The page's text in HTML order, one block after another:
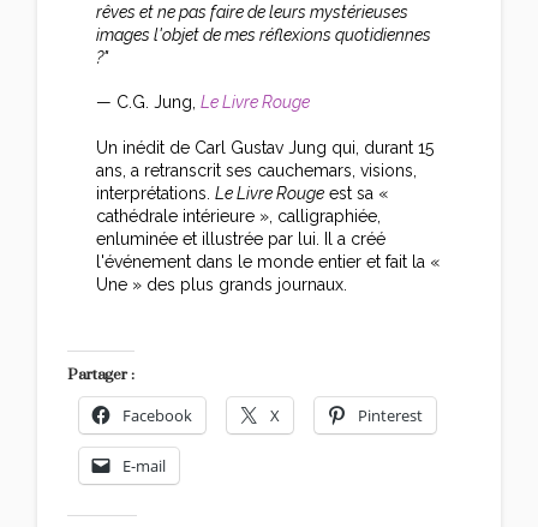
rêves et ne pas faire de leurs mystérieuses
images l'objet de mes réflexions quotidiennes
?"
— C.G. Jung, Le Livre Rouge
Un inédit de Carl Gustav Jung qui, durant 15
ans, a retranscrit ses cauchemars, visions,
interprétations. Le Livre Rougeest sa «
cathédrale intérieure », calligraphiée,
enluminée et illustrée par lui. Il a créé
l'événement dans le monde entier et fait la «
Une » des plus grands journaux.
Partager :
Facebook X Pinterest
E-mail